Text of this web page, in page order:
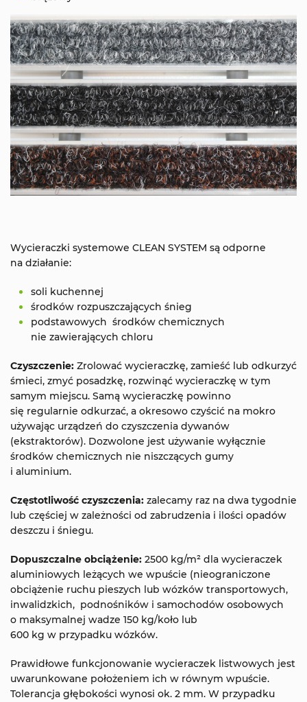
Wycieraczki systemowe CLEAN SYSTEM są odporne
na działanie:
soli kuchennej
środków rozpuszczających śnieg
podstawowych środków chemicznych
nie zawierających chloru
Czyszczenie: Zrolować wycieraczkę, zamieść lub odkurzyć
śmieci, zmyć posadzkę, rozwinąć wycieraczkę w tym
samym miejscu. Samą wycieraczkę powinno
się regularnie odkurzać, a okresowo czyścić na mokro
używając urządzeń do czyszczenia dywanów
(ekstraktorów). Dozwolone jest używanie wyłącznie
środków chemicznych nie niszczących gumy
i aluminium.
Częstotliwość czyszczenia: zalecamy raz na dwa tygodnie
lub częściej w zależności od zabrudzenia i ilości opadów
deszczu i śniegu.
Dopuszczalne obciążenie: 2500 kg/m² dla wycieraczek
aluminiowych leżących we wpuście (nieograniczone
obciążenie ruchu pieszych lub wózków transportowych,
inwalidzkich, podnośników i samochodów osobowych
o maksymalnej wadze 150 kg/koło lub
600 kg w przypadku wózków.
Prawidłowe funkcjonowanie wycieraczek listwowych jest
uwarunkowane położeniem ich w równym wpuście.
Tolerancja głębokości wynosi ok. 2 mm. W przypadku